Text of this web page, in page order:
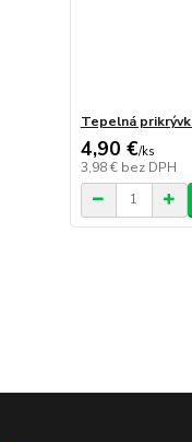
Tepelná
4,90 €/ks
3,98 € bez DPH